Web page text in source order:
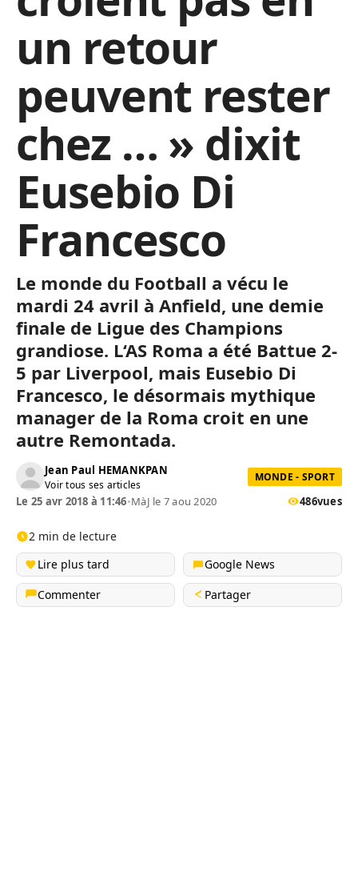
un retour
peuvent rester
chez … » dixit
Eusebio Di
Francesco
Le monde du Football a vécu le
mardi 24 avril à Anfield, une demie
finale de Ligue des Champions
grandiose. L‘AS Roma a été Battue 2-
5 par Liverpool, mais Eusebio Di
Francesco, le désormais mythique
manager de la Roma croit en une
autre Remontada.
Jean Paul HEMANKPAN
Voir tous ses articles
MONDE - SPORT
Le 25 avr 2018 à 11:46•MàJ le 7 aou 2020 486vues
2 min de lecture
Lire plus tard
Google News
Commenter
Partager